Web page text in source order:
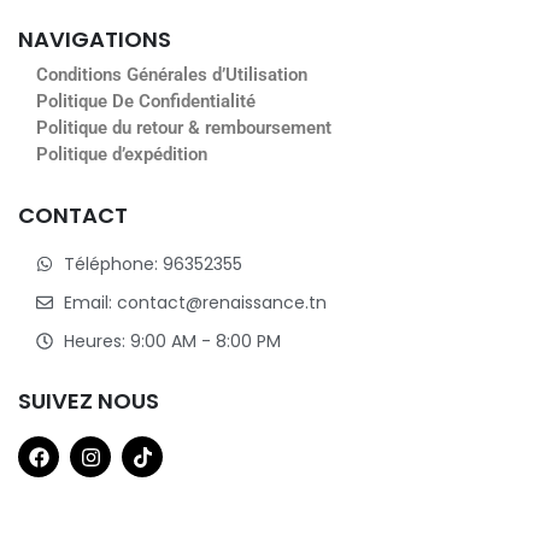
NAVIGATIONS
Conditions Générales d’Utilisation
Politique De Confidentialité
Politique du retour & remboursement
Politique d’expédition
CONTACT
Téléphone: 96352355
Email: contact@renaissance.tn
Heures: 9:00 AM - 8:00 PM
SUIVEZ NOUS